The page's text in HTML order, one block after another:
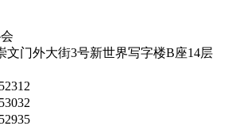
文门外大街3号新世界写字楼B座14层